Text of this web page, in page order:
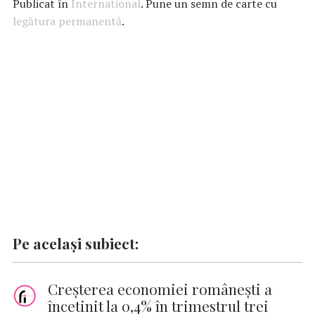
b s te e
Publicat în International. Pune un semn de carte cu
legătura permanentă.
Pe același subiect:
Creşterea economiei româneşti a
încetinit la 0,4% în trimestrul trei